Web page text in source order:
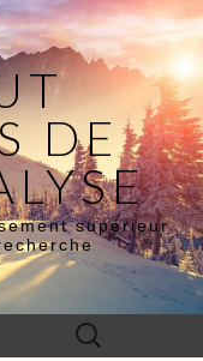
DE
supérieur
Rechercher :